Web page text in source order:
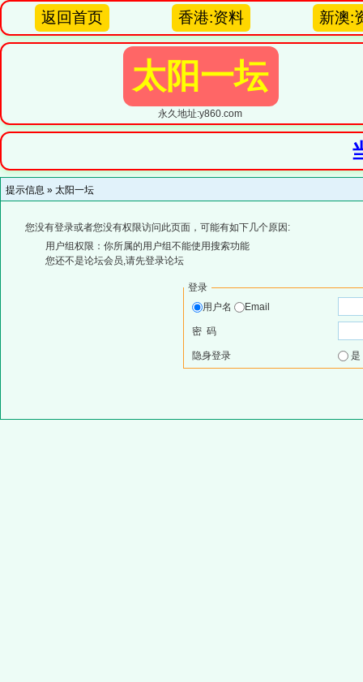
返回首页 香港:资料 新澳:
太阳一坛
永久地址:y860.com
提示信息 » 太阳一坛
您没有登录或者您没有权限访问此页面，可能有如下几个原因:
用户组权限：你所属的用户组不能使用搜索功能
您还不是论坛会员,请先登录论坛
登录
用户名
Email
密 码
隐身登录